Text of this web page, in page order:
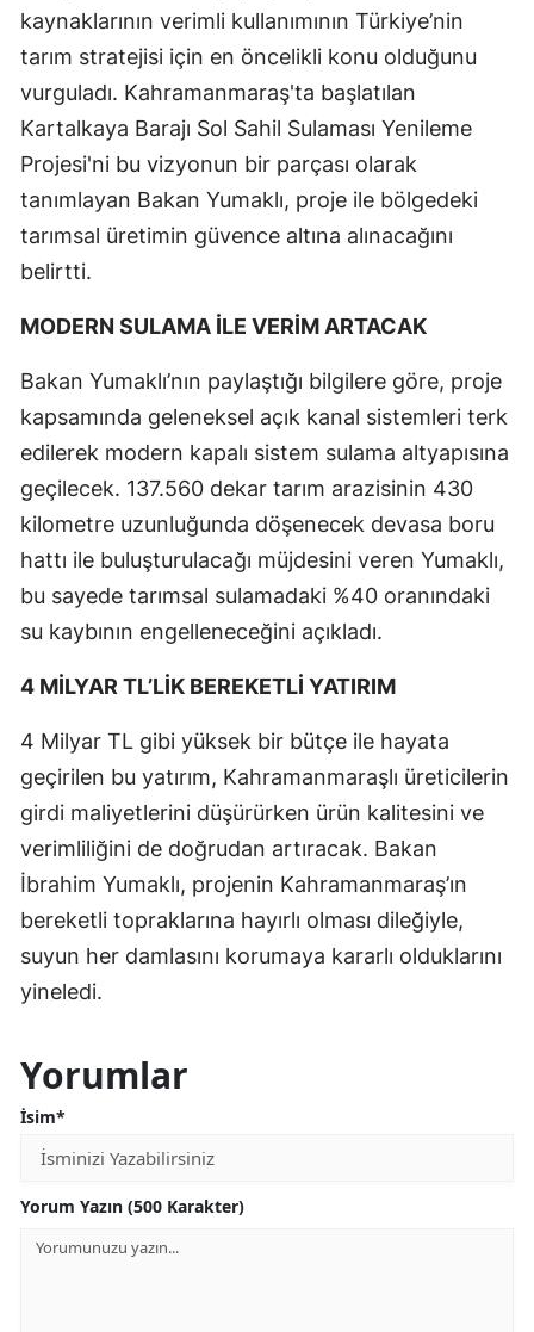
kaynaklarının verimli kullanımının Türkiye’nin
tarım stratejisi için en öncelikli konu olduğunu
vurguladı. Kahramanmaraş'ta başlatılan
Kartalkaya Barajı Sol Sahil Sulaması Yenileme
Projesi'ni bu vizyonun bir parçası olarak
tanımlayan Bakan Yumaklı, proje ile bölgedeki
tarımsal üretimin güvence altına alınacağını
belirtti.
MODERN SULAMA İLE VERİM ARTACAK
Bakan Yumaklı’nın paylaştığı bilgilere göre, proje
kapsamında geleneksel açık kanal sistemleri terk
edilerek modern kapalı sistem sulama altyapısına
geçilecek. 137.560 dekar tarım arazisinin 430
kilometre uzunluğunda döşenecek devasa boru
hattı ile buluşturulacağı müjdesini veren Yumaklı,
bu sayede tarımsal sulamadaki %40 oranındaki
su kaybının engelleneceğini açıkladı.
4 MİLYAR TL’LİK BEREKETLİ YATIRIM
4 Milyar TL gibi yüksek bir bütçe ile hayata
geçirilen bu yatırım, Kahramanmaraşlı üreticilerin
girdi maliyetlerini düşürürken ürün kalitesini ve
verimliliğini de doğrudan artıracak. Bakan
İbrahim Yumaklı, projenin Kahramanmaraş’ın
bereketli topraklarına hayırlı olması dileğiyle,
suyun her damlasını korumaya kararlı olduklarını
yineledi.
Yorumlar
İsim*
Yorum Yazın (500 Karakter)